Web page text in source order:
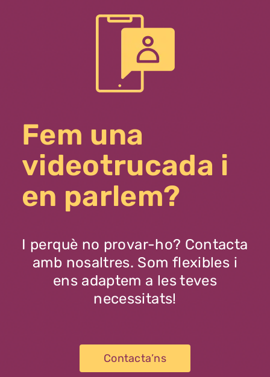
Fem una
videotrucada i
en parlem?
I perquè no provar-ho? Contacta
amb nosaltres. Som flexibles i
ens adaptem a les teves
necessitats!
Contacta’ns